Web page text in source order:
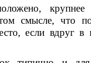
смысле, что
если вдруг в